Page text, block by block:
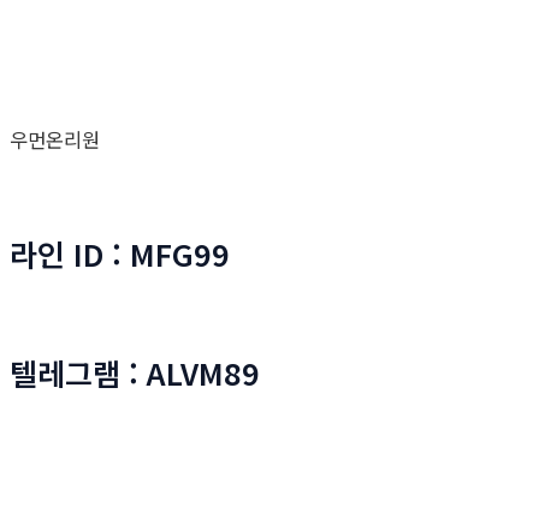
우먼온리원
라인 ID : MFG99
텔레그램 : ALVM89